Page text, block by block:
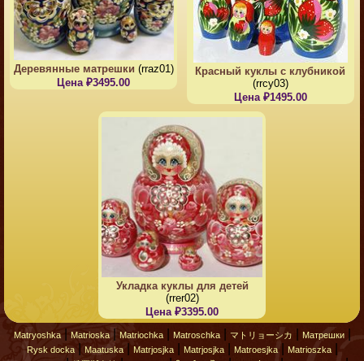
Деревянные матрешки (rraz01)
Цена ₽3495.00
Красный куклы с клубникой
(rrcy03)
Цена ₽1495.00
Укладка куклы для детей
(rrer02)
Цена ₽3395.00
Matryoshka| Matrioska| Matriochka| Matroschka| マトリョーシカ Матрешки|
Rysk docka| Maatuska| Matrjosjka| Matrjosjka| Matroesjka| Matrioszka|